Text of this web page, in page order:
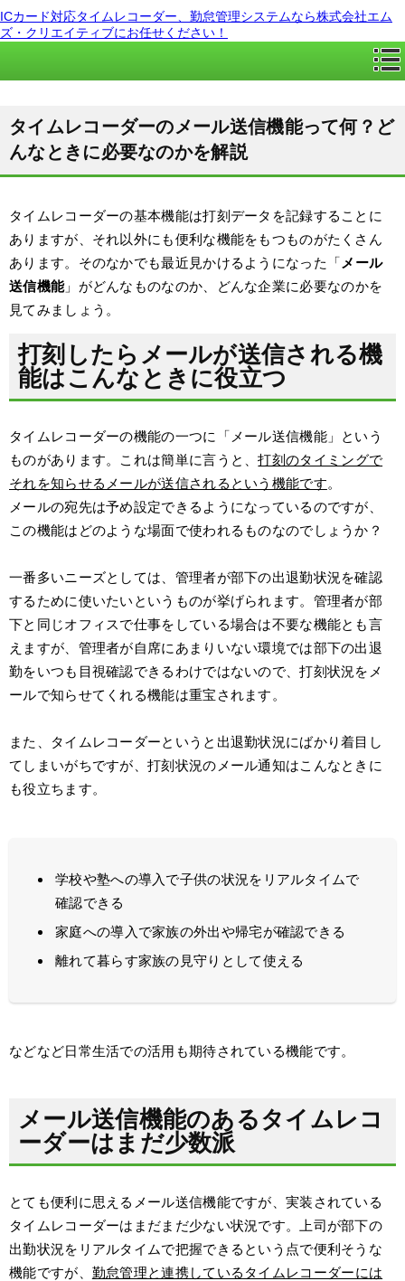
ICカード対応タイムレコーダー、勤怠管理システムなら株式会社エム
ズ・クリエイティブにお任せください！
タイムレコーダーのメール送信機能って何？ど
んなときに必要なのかを解説
タイムレコーダーの基本機能は打刻データを記録することに
ありますが、それ以外にも便利な機能をもつものがたくさん
あります。そのなかでも最近見かけるようになった「 メール
送信機能」がどんなものなのか、どんな企業に必要なのかを
見てみましょう。
打刻したらメールが送信される機
能はこんなときに役立つ
タイムレコーダーの機能の一つに「メール送信機能」という
ものがあります。これは簡単に言うと、打刻のタイミングで
それを知らせるメールが送信されるという機能です。
メールの宛先は予め設定できるようになっているのですが、
この機能はどのような場面で使われるものなのでしょうか？
一番多いニーズとしては、管理者が部下の出退勤状況を確認
するために使いたいというものが挙げられます。管理者が部
下と同じオフィスで仕事をしている場合は不要な機能とも言
えますが、管理者が自席にあまりいない環境では部下の出退
勤をいつも目視確認できるわけではないので、打刻状況をメ
ールで知らせてくれる機能は重宝されます。
また、タイムレコーダーというと出退勤状況にばかり着目し
てしまいがちですが、打刻状況のメール通知はこんなときに
も役立ちます。
学校や塾への導入で子供の状況をリアルタイムで
確認できる
家庭への導入で家族の外出や帰宅が確認できる
離れて暮らす家族の見守りとして使える
などなど日常生活での活用も期待されている機能です。
メール送信機能のあるタイムレコ
ーダーはまだ少数派
とても便利に思えるメール送信機能ですが、実装されている
タイムレコーダーはまだまだ少ない状況です。上司が部下の
出勤状況をリアルタイムで把握できるという点で便利そうな
機能ですが、 勤怠管理と連携しているタイムレコーダーには